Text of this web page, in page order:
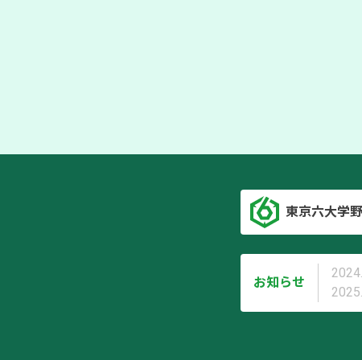
東京六大学
お知らせ